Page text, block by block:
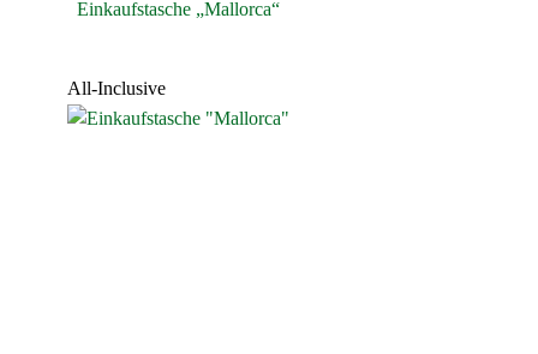
Einkaufstasche „Mallorca“
All-Inclusive